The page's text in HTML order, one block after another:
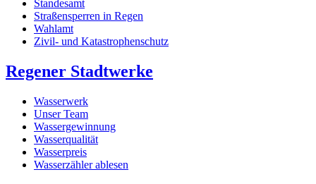
Standesamt
Straßensperren in Regen
Wahlamt
Zivil- und Katastrophenschutz
Regener Stadtwerke
Wasserwerk
Unser Team
Wassergewinnung
Wasserqualität
Wasserpreis
Wasserzähler ablesen